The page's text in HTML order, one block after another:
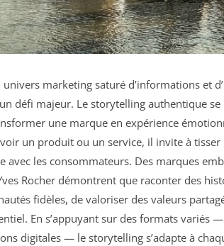
univers marketing saturé d’informations et d’
défi majeur. Le storytelling authentique
une marque en expérience
un produit ou un service, il invite à
avec les consommateurs. Des marques
Rocher démontrent que raconter des
fidèles, de valoriser des valeurs
En s’appuyant sur des formats variés
digitales — le storytelling s’adapte à